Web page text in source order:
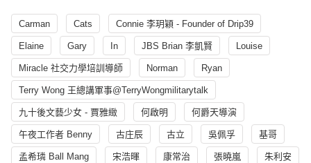
Carman Cats Connie 李玥穎 - Founder of Drip39
Elaine Gary In JBS Brian 李凱賢 Louise
Miracle 社交力學培訓導師 Norman Ryan
Terry Wong 王總講軍事@TerryWongmilitarytalk
九十後文藝少女 - 賈雅緻 何啟明 何爵天導演
午夜工作者 Benny 古庄辰 古立 吳佩孚 基哥
孟希璘 Ball Mang 宋浩暉 康常治 張曉嵐 朱利安